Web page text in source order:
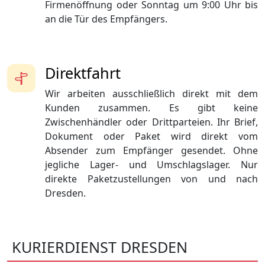
Direktfahrt
Wir arbeiten ausschließlich direkt mit dem
Kunden zusammen. Es gibt keine
Zwischenhändler oder Drittparteien. Ihr Brief,
Dokument oder Paket wird direkt vom
Absender zum Empfänger gesendet. Ohne
jegliche Lager- und Umschlagslager. Nur
direkte Paketzustellungen von und nach
Dresden.
Firmenöffnung oder Sonntag um 9:00 Uhr bis
an die Tür des Empfängers.
KURIERDIENST DRESDEN